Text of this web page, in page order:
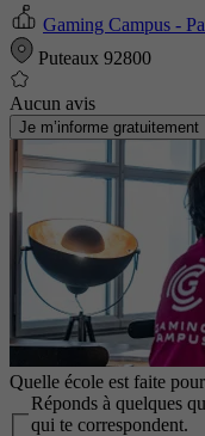
Gaming Campus -
Puteaux 92800
Aucun avis
Je m’informe gratuitement
Quelle école est faite
Réponds à quelques
qui te correspondent.